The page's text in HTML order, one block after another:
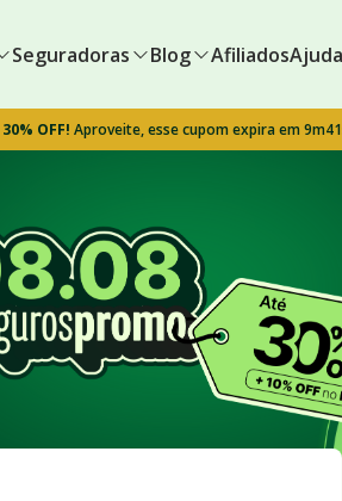
Seguradoras Blog AfiliadosAjuda
30% OFF! Aproveite, esse cupom expira em